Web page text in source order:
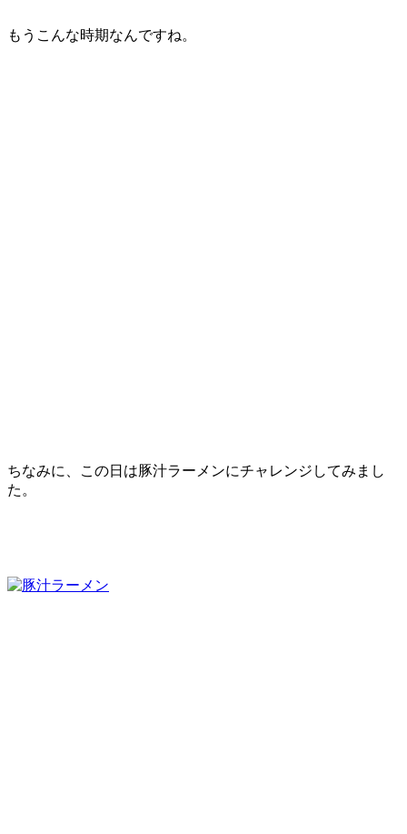
もうこんな時期なんですね。
ちなみに、この日は豚汁ラーメンにチャレンジしてみまし
た。